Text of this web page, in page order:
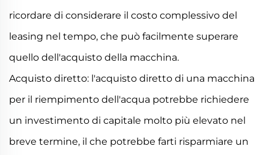
ricordare di considerare il costo complessivo del
leasing nel tempo, che può facilmente superare
quello dell'acquisto della macchina.
Acquisto diretto: l'acquisto diretto di una macchina
per il riempimento dell'acqua potrebbe richiedere
un investimento di capitale molto più elevato nel
breve termine, il che potrebbe farti risparmiare un